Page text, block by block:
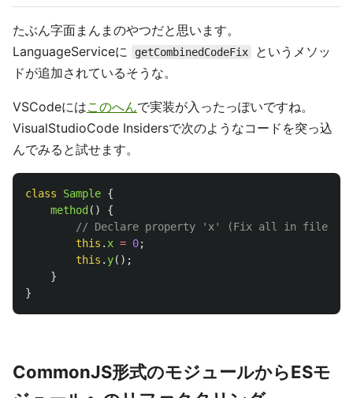
たぶん字面まんまのやつだと思います。
LanguageServiceに
getCombinedCodeFix
というメソッ
ドが追加されているそうな。
VSCodeにはこのへんで実装が入ったっぽいですね。
VisualStudioCode Insidersで次のようなコードを突っ込
んでみると試せます。
class Sample {
method ()
{
// Declare property 'x' (Fix all in file) が
this . x = 0;
this . y();
}
}
CommonJS形式のモジュールからESモ